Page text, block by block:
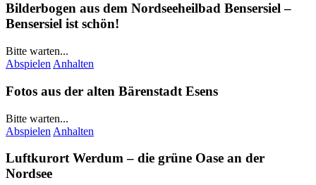
Bilderbogen aus dem Nordseeheilbad Bensersiel–
Bensersiel ist schön!
Bitte warten...
Abspielen Anhalten
Fotos aus der alten Bärenstadt Esens
Bitte warten...
Abspielen Anhalten
LuftkurortWerdum– die grüne Oase an der
Nordsee